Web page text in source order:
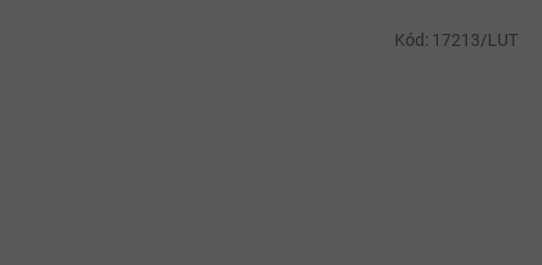
Kód: 17213/LUT